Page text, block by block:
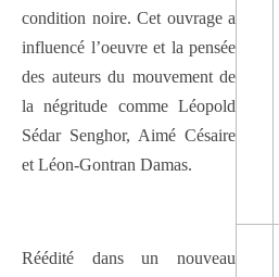
condition noire. Cet ouvrage a
influencé l’oeuvre et la pensée
des auteurs du mouvement de
la négritude comme Léopold
Sédar Senghor, Aimé Césaire
et Léon-Gontran Damas.
Réédité dans un nouveau